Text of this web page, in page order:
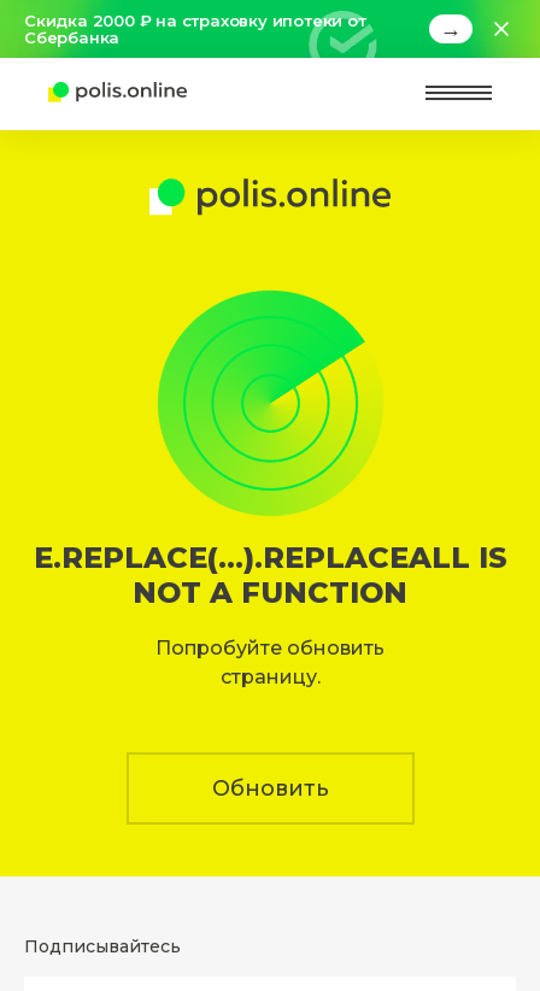
Скидка 2000 ₽ на страховку ипотеки от
Сбербанка
→
E.REPLACE(...).REPLACEALL IS
NOT A FUNCTION
Попробуйте обновить
страницу.
Обновить
Подписывайтесь